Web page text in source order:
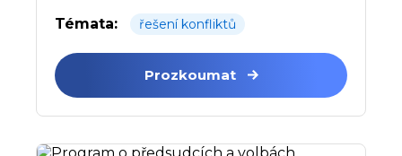
Témata: řešení konfliktů
Prozkoumat